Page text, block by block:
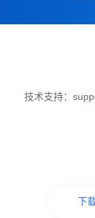
技术支持：
下